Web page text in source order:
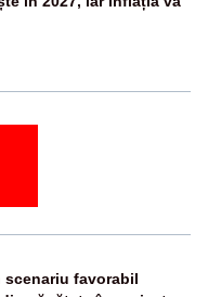
scenariu favorabil